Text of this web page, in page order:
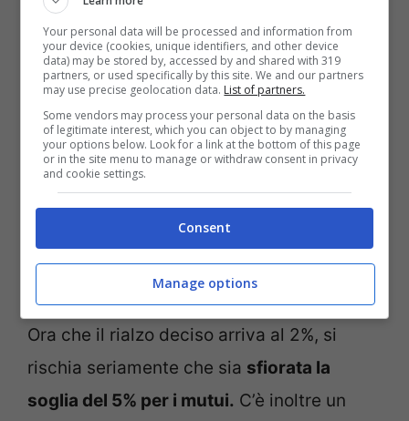
quantificare quale potrebbe essere
l’impatto della nuova stretta, e quali gli
scenari per chi chiede mutui. In sostanza
ciò che è preso in analisi è il riferimento a
ciò che potrebbe comportare il nuovo
rialzo deciso da Francoforte. Nell’analisi si
legge che gli interessi sui mutui ipotecari
avevano già superato il 4% con il costo del
denaro all’1,25%.
Ora che il rialzo deciso arriva al 2%, si
rischia seriamente che sia sfiorata la
soglia del 5% per i mutui. C’è inoltre un
Your personal data will be processed and information from
your device (cookies, unique identifiers, and other device
data) may be stored by, accessed by and shared with 319
partners, or used specifically by this site. We and our partners
may use precise geolocation data. List of partners.
Some vendors may process your personal data on the basis
of legitimate interest, which you can object to by managing
your options below. Look for a link at the bottom of this page
or in the site menu to manage or withdraw consent in privacy
and cookie settings.
Consent
Manage options